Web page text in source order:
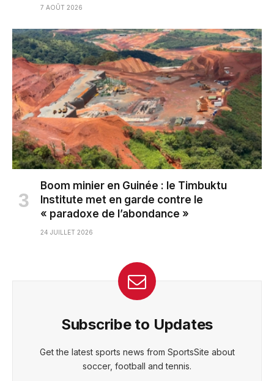
7 AOÛT 2026
Boom minier en Guinée : le Timbuktu
Institute met en garde contre le
« paradoxe de l’abondance »
24 JUILLET 2026
Subscribe to Updates
Get the latest sports news from SportsSite about
soccer, football and tennis.